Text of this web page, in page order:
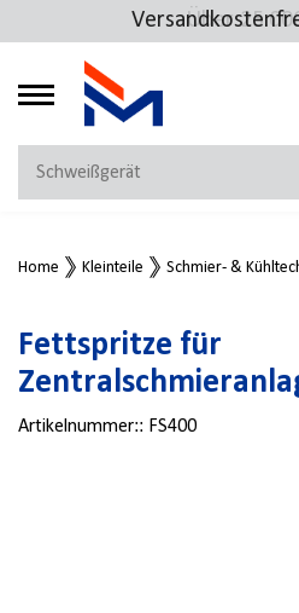
Über4.69
MEIN KONTO
Jetzt anmelden
NEU BEI FMOSER?
Jetzt registrieren
Home Kleinteile Schmier- &
Fettspritze für
Artikelnummer:: FS400